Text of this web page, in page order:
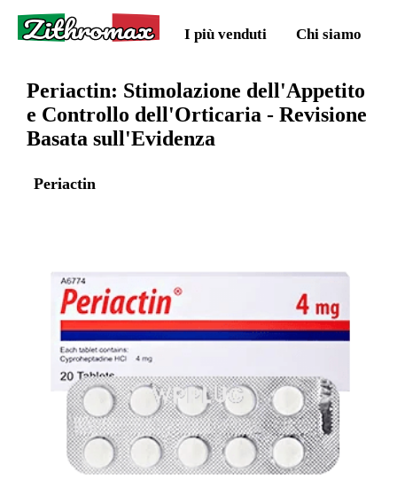
Zithromax I più venduti Chi siamo
Periactin: Stimolazione dell'Appetito
e Controllo dell'Orticaria - Revisione
Basata sull'Evidenza
Periactin